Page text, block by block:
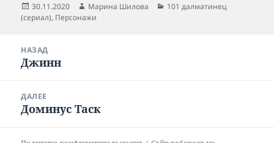
Опубликовано
30.11.2020 Автор
Марина Шилова Рубрики
101 далматинец
(сериал), Персонажи
записям
НАЗАД
Предыдущая
Джинн
ДАЛЕЕ
Следующая
Доминус Таск